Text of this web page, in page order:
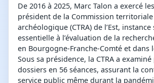
De 2016 à 2025, Marc Talon a exercé
président de la Commission
archéologique (CTRA) de l’Est,
essentielle à l’évaluation de la
en Bourgogne-Franche-Comté et dans
Sous sa présidence, la CTRA a
dossiers en 56 séances, assurant la
service public même durant la